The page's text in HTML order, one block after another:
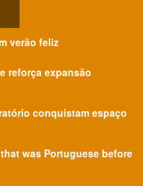
verão feliz
reforça expansão
conquistam espaço
was Portuguese before